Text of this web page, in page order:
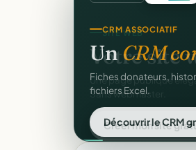
CRM ASSOCIATIF
UnCRM
Fiches donateurs,
fichiers Excel.
Découvrir le CRM